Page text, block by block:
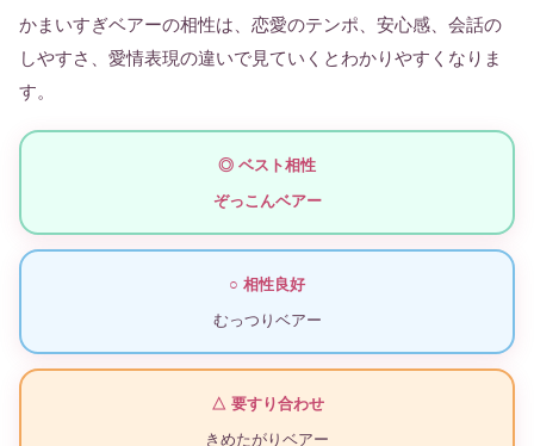
かまいすぎベアーの相性は、恋愛のテンポ、安心感、会話の
しやすさ、愛情表現の違いで見ていくとわかりやすくなりま
す。
◎ ベスト相性
ぞっこんベアー
○ 相性良好
むっつりベアー
△ 要すり合わせ
きめたがりベアー